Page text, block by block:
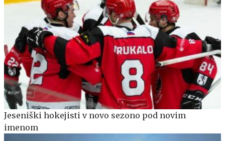
Jeseniški hokejisti v novo sezono pod novim
imenom